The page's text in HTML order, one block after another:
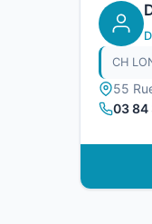
CH
55
03 84